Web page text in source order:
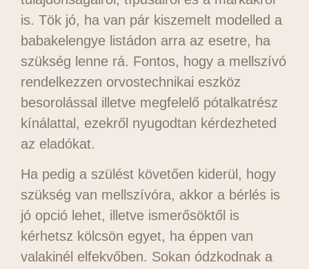
is. Tök jó, ha van pár kiszemelt modelled a
babakelengye listádon arra az esetre, ha
szükség lenne rá. Fontos, hogy a mellszívó
rendelkezzen orvostechnikai eszköz
besorolással illetve megfelelő pótalkatrész
kínálattal, ezekről nyugodtan kérdezheted
az eladókat.
Ha pedig a szülést követően kiderül, hogy
szükség van mellszívóra, akkor a bérlés is
jó opció lehet, illetve ismerősöktől is
kérhetsz kölcsön egyet, ha éppen van
valakinél elfekvőben. Sokan ódzkodnak a